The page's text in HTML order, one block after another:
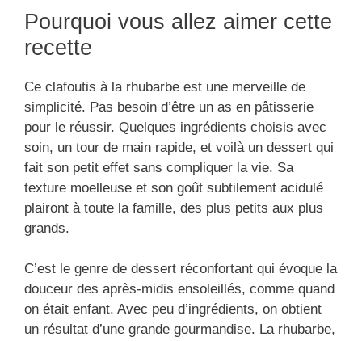
Pourquoi vous allez aimer cette
recette
Ce clafoutis à la rhubarbe est une merveille de
simplicité. Pas besoin d’être un as en pâtisserie
pour le réussir. Quelques ingrédients choisis avec
soin, un tour de main rapide, et voilà un dessert qui
fait son petit effet sans compliquer la vie. Sa
texture moelleuse et son goût subtilement acidulé
plairont à toute la famille, des plus petits aux plus
grands.
C’est le genre de dessert réconfortant qui évoque la
douceur des après-midis ensoleillés, comme quand
on était enfant. Avec peu d’ingrédients, on obtient
un résultat d’une grande gourmandise. La rhubarbe,